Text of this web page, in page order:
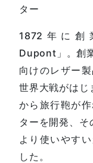
ター
1872年に創
Dupont」。創
向けのレザー
世界大戦がはじ
から旅行鞄が
ターを開発、そ
より使いやす
した。